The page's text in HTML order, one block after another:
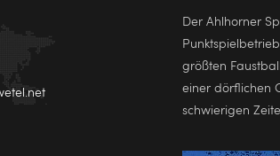
Der Ahlhorner
größten
einer dörflichen
schwierigen